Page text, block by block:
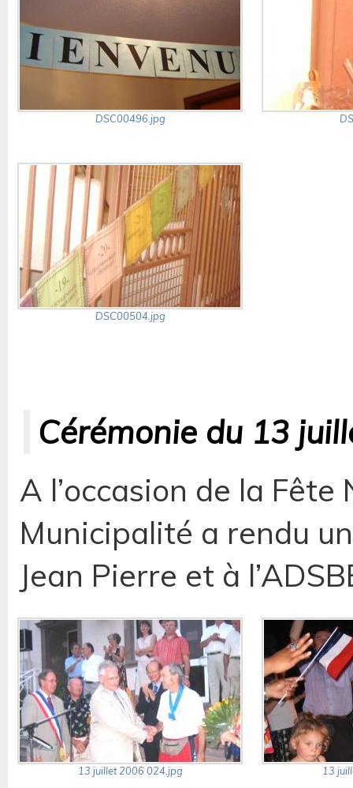
DSC00496.jpg
DSC00504.jpg
Cérémonie du 13
A l’occasion de la
Municipalité a rendu
Jean Pierre et à
13 juillet 2006 024.jpg 13